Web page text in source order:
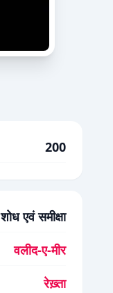
200
शोध एवं समीक्षा
वलीद-ए-मीर
रेख़्ता